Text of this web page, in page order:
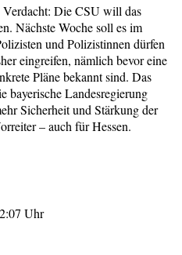
Verdacht: Die CSU will das
Nächste Woche soll es im
und Polizistinnen dürfen
eingreifen, nämlich bevor eine
Pläne bekannt sind. Das
bayerische Landesregierung
Sicherheit und Stärkung der
– auch für Hessen.
Uhr